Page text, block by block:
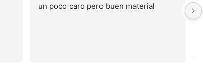
un poco caro pero buen material